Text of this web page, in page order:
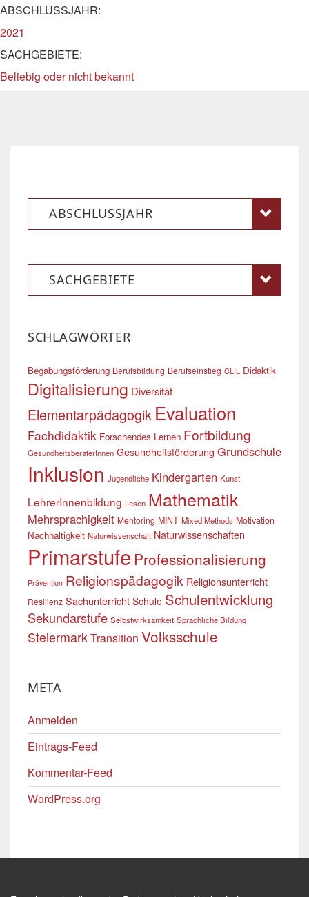
ABSCHLUSSJAHR:
2021
SACHGEBIETE:
Beliebig oder nicht bekannt
ABSCHLUSSJAHR
SACHGEBIETE
SCHLAGWÖRTER
Begabungsförderung Berufsbildung Berufseinstieg CLIL Didaktik
Digitalisierung Diversität
Elementarpädagogik Evaluation
Fachdidaktik Forschendes Lernen Fortbildung
GesundheitsberaterInnen Gesundheitsförderung Grundschule
Inklusion Jugendliche Kindergarten Kunst
LehrerInnenbildung Lesen Mathematik
Mehrsprachigkeit Mentoring MINT Mixed Methods Motivation
Nachhaltigkeit Naturwissenschaft Naturwissenschaften
Primarstufe Professionalisierung
Prävention Religionspädagogik Religionsunterricht
Resilienz Sachunterricht Schule Schulentwicklung
Sekundarstufe Selbstwirksamkeit Sprachliche Bildung
SteiermarkTransition Volksschule
META
Anmelden
Eintrags-Feed
Kommentar-Feed
WordPress.org